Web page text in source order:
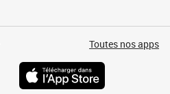
Toutes nos apps